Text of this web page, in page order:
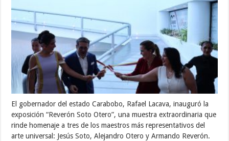
El gobernador del estado Carabobo, Rafael Lacava, inauguró la
exposición “Reverón Soto Otero”, una muestra extraordinaria que
rinde homenaje a tres de los maestros más representativos del
arte universal: Jesús Soto, Alejandro Otero y Armando Reverón.